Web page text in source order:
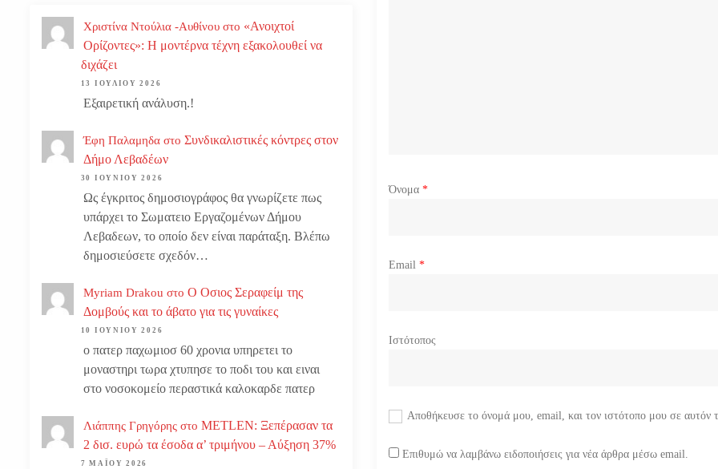
ω
Όνομα*
Email*
Ιστότοπος
Αποθήκευσε το όνομά μου, email, και τον ιστότοπο μου σε αυτόν
Επιθυμώ να λαμβάνω ειδοποιήσεις για νέα άρθρα μέσω email.
Χριστίνα Ντούλια -Αυθίνου στο «Ανοιχτοί
Ορίζοντες»: Η μοντέρνα τέχνη εξακολουθεί να
διχάζει
13 ΙΟΥΛΊΟΥ 2026
Εξαιρετική ανάλυση.!
Έφη Παλαμηδα στο Συνδικαλιστικές κόντρες στον
Δήμο Λεβαδέων
30 ΙΟΥΝΊΟΥ 2026
Ως έγκριτος δημοσιογράφος θα γνωρίζετε πως
υπάρχει το Σωματειο Εργαζομένων Δήμου
Λεβαδεων, το οποίο δεν είναι παράταξη. Βλέπω
δημοσιεύσετε σχεδόν…
Myriam Drakou στο Ο Οσιος Σεραφείμ της
Δομβούς και το άβατο για τις γυναίκες
10 ΙΟΥΝΊΟΥ 2026
ο πατερ παχωμιοσ 60 χρονια υπηρετει το
μοναστηρι τωρα χτυπησε το ποδι του και ειναι
στο νοσοκομείο περαστικά καλοκαρδε πατερ
Λιάππης Γρηγόρης στο METLEN: Ξεπέρασαν τα
2 δισ. ευρώ τα έσοδα α’ τριμήνου – Αύξηση 37%
7 ΜΑΪ́ΟΥ 2026